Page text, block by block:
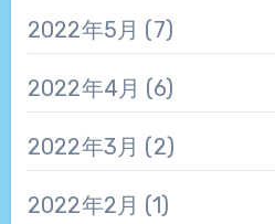
2022年5月 (7)
2022年4月 (6)
2022年3月 (2)
2022年2月 (1)